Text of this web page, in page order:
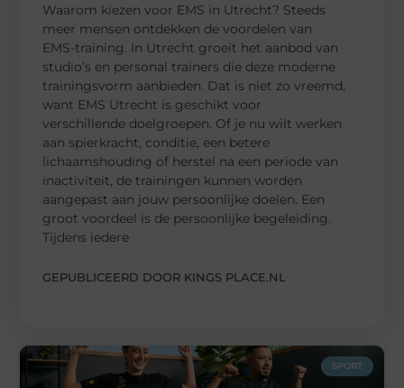
Waarom kiezen voor EMS in Utrecht? Steeds
meer mensen ontdekken de voordelen van
EMS-training. In Utrecht groeit het aanbod van
studio’s en personal trainers die deze moderne
trainingsvorm aanbieden. Dat is niet zo vreemd,
want EMS Utrecht is geschikt voor
verschillende doelgroepen. Of je nu wilt werken
aan spierkracht, conditie, een betere
lichaamshouding of herstel na een periode van
inactiviteit, de trainingen kunnen worden
aangepast aan jouw persoonlijke doelen. Een
groot voordeel is de persoonlijke begeleiding.
Tijdens iedere
GEPUBLICEERD DOOR KINGS PLACE.NL
SPORT